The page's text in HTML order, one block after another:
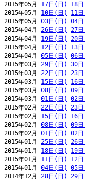
2015年05月 17日(日) 18
2015年05月 10日(日) 11
2015年05月 03日(日) 04
2015年04月 26日(日) 27
2015年04月 19日(日) 20
2015年04月 12日(日) 13
2015年04月 05日(日) 06
2015年03月 29日(日) 30
2015年03月 22日(日) 23
2015年03月 15日(日) 16
2015年03月 08日(日) 09
2015年03月 01日(日) 02
2015年02月 22日(日) 23
2015年02月 15日(日) 16
2015年02月 08日(日) 09
2015年02月 01日(日) 02
2015年01月 25日(日) 26
2015年01月 18日(日) 19
2015年01月 11日(日) 12
2015年01月 04日(日) 05
2014年12月 28日(日) 29